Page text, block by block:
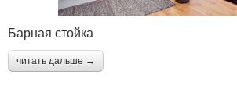
Барная стойка
читать дальше →